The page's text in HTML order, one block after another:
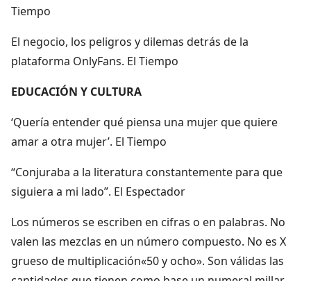
Tiempo
El negocio, los peligros y dilemas detrás de la
plataforma OnlyFans. El Tiempo
EDUCACIÓN Y CULTURA
‘Quería entender qué piensa una mujer que quiere
amar a otra mujer’. El Tiempo
“Conjuraba a la literatura constantemente para que
siguiera a mi lado”. El Espectador
Los números se escriben en cifras o en palabras. No
valen las mezclas en un número compuesto. No es X
grueso de multiplicación«50 y ocho». Son válidas las